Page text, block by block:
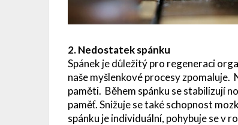
2. Nedostatek spánku
Spánek je důležitý pro regeneraci
naše myšlenkové procesy
paměti. Během spánku se stabilizují
paměť. Snižuje se také schopnost
spánku je individuální, pohybuje se v